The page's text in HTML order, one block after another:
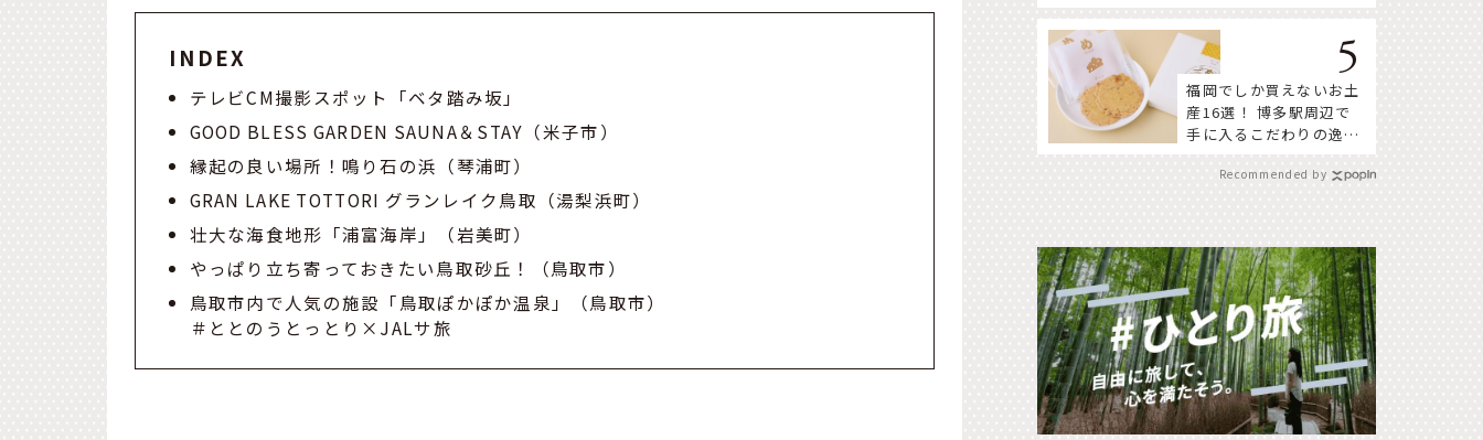
INDEX
テレビCM撮影スポット「ベタ踏み坂」
GOOD BLESS GARDEN SAUNA＆STAY（米子市）
縁起の良い場所！鳴り石の浜（琴浦町）
GRAN LAKE TOTTORI グランレイク鳥取（湯梨浜町）
壮大な海食地形「浦富海岸」（岩美町）
やっぱり立ち寄っておきたい鳥取砂丘！（鳥取市）
鳥取市内で人気の施設「鳥取ぽかぽか温泉」（鳥取市）
＃ ととのうとっとり×JALサ旅
福岡でしか買えないお土
産16選！ 博多駅周辺で
手に入るこだわりの逸品
Recommended by